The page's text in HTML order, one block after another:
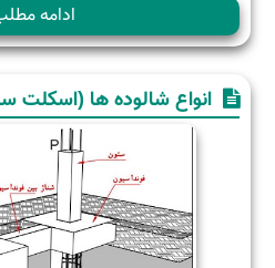
تهیه
جدول
ادامه
انواع شالوده ها (اسکلت